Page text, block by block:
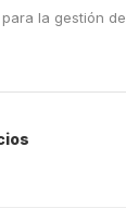
la gestión